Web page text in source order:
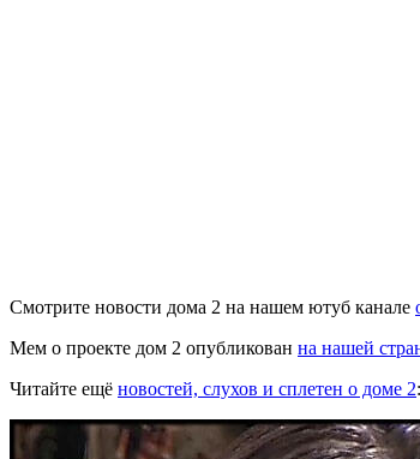
Смотрите новости дома 2 на нашем ютуб канале
Мем о проекте дом 2 опубликован на нашей
Читайте ещё новостей, слухов и сплетен о доме 2: